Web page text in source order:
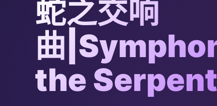
蛇之交响
曲
the Serpent